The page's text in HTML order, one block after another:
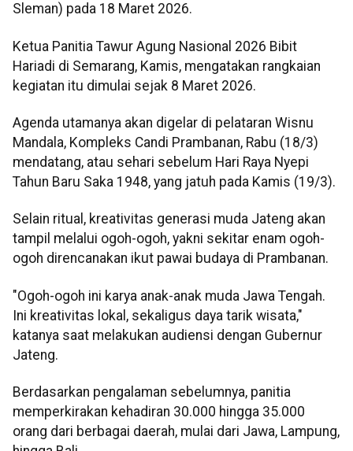
Sleman) pada 18 Maret 2026.
Ketua Panitia Tawur Agung Nasional 2026 Bibit
Hariadi di Semarang, Kamis, mengatakan rangkaian
kegiatan itu dimulai sejak 8 Maret 2026.
Agenda utamanya akan digelar di pelataran Wisnu
Mandala, Kompleks Candi Prambanan, Rabu (18/3)
mendatang, atau sehari sebelum Hari Raya Nyepi
Tahun Baru Saka 1948, yang jatuh pada Kamis (19/3).
Selain ritual, kreativitas generasi muda Jateng akan
tampil melalui ogoh-ogoh, yakni sekitar enam ogoh-
ogoh direncanakan ikut pawai budaya di Prambanan.
"Ogoh-ogoh ini karya anak-anak muda Jawa Tengah.
Ini kreativitas lokal, sekaligus daya tarik wisata,"
katanya saat melakukan audiensi dengan Gubernur
Jateng.
Berdasarkan pengalaman sebelumnya, panitia
memperkirakan kehadiran 30.000 hingga 35.000
orang dari berbagai daerah, mulai dari Jawa, Lampung,